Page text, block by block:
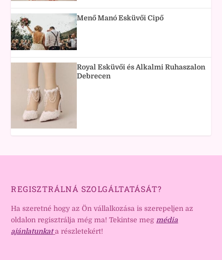
Menő Manó Esküvői Cipő
Royal Esküvői és Alkalmi Ruhaszalon
Debrecen
REGISZTRÁLNÁ SZOLGÁLTATÁSÁT?
Ha szeretné hogy az Ön vállalkozása is szerepeljen az
oldalon regisztrálja még ma! Tekintse megmédia
ajánlatunkat a részletekért!